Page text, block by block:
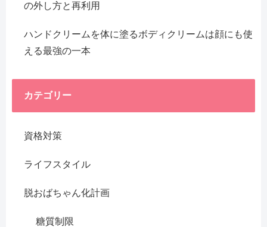
の外し方と再利用
ハンドクリームを体に塗るボディクリームは顔にも使
える最強の一本
カテゴリー
資格対策
ライフスタイル
脱おばちゃん化計画
糖質制限